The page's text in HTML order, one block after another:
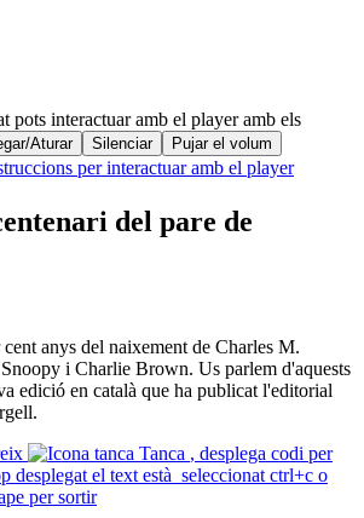
pots interactuar amb el player amb els
Aturar Silenciar
Pujar el volum
per interactuar amb el player
del pare de
anys del naixement de Charles M.
i Charlie Brown. Us parlem d'aquests
edició en català que ha publicat l'editorial
Tanca , desplega codi per
desplegat el text està seleccionat ctrl+c o
per sortir